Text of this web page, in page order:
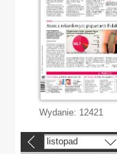
Wydanie: 12421
listopad